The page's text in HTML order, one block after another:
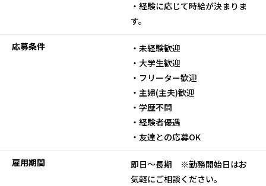
・経験に応じて時給が決まりま
す。
応募条件
・未経験歓迎
・大学生歓迎
・フリーター歓迎
・主婦(主夫)歓迎
・学歴不問
・経験者優遇
・友達との応募OK
雇用期間
即日～長期 ※勤務開始日はお
気軽にご相談ください。